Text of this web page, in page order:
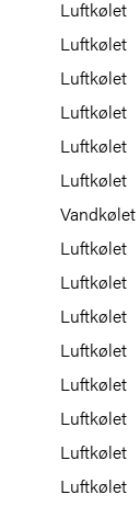
Luftkølet
Luftkølet
Luftkølet
Luftkølet
Luftkølet
Luftkølet
Vandkølet
Luftkølet
Luftkølet
Luftkølet
Luftkølet
Luftkølet
Luftkølet
Luftkølet
Luftkølet